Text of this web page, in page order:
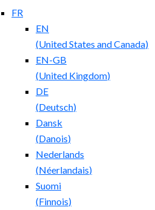
FR
EN
(United States and Canada)
EN-GB
(United Kingdom)
DE
(Deutsch)
Dansk
(Danois)
Nederlands
(Néerlandais)
Suomi
(Finnois)